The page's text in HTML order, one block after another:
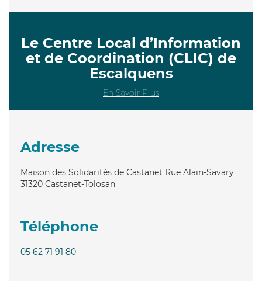
Le Centre Local d’Information
et de Coordination (CLIC) de
Escalquens
En Savoir Plus
Adresse
Maison des Solidarités de Castanet Rue Alain-Savary
31320 Castanet-Tolosan
Téléphone
05 62 71 91 80